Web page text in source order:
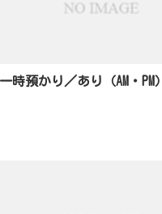
一時預かり／あり（AM・PM）